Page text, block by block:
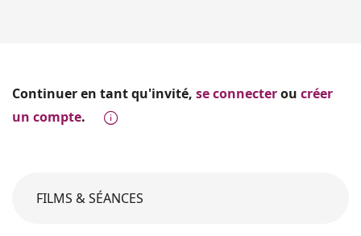
Continuer en tant qu'invité, se connecterou créer
un compte.
FILMS & SÉANCES